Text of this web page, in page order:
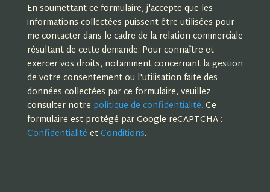
En soumettant ce formulaire, j'accepte que les
informations collectées puissent être utilisées pour
me contacter dans le cadre de la relation commerciale
résultant de cette demande. Pour connaître et
exercer vos droits, notamment concernant la gestion
de votre consentement ou l'utilisation faite des
données collectées par ce formulaire, veuillez
consulter notre politique de confidentialité. Ce
formulaire est protégé par Google reCAPTCHA :
Confidentialité etConditions.